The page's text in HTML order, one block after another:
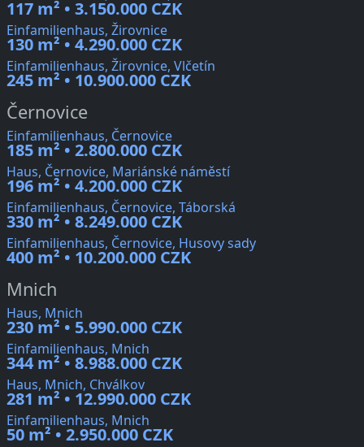
117 m² • 3.150.000 CZK
Einfamilienhaus, Žirovnice
130 m² • 4.290.000 CZK
Einfamilienhaus, Žirovnice, Vlčetín
245 m² • 10.900.000 CZK
Černovice
Einfamilienhaus, Černovice
185 m² • 2.800.000 CZK
Haus, Černovice, Mariánské náměstí
196 m² • 4.200.000 CZK
Einfamilienhaus, Černovice, Táborská
330 m² • 8.249.000 CZK
Einfamilienhaus, Černovice, Husovy sady
400 m² • 10.200.000 CZK
Mnich
Haus, Mnich
230 m² • 5.990.000 CZK
Einfamilienhaus, Mnich
344 m² • 8.988.000 CZK
Haus, Mnich, Chválkov
281 m² • 12.990.000 CZK
Einfamilienhaus, Mnich
50 m² • 2.950.000 CZK